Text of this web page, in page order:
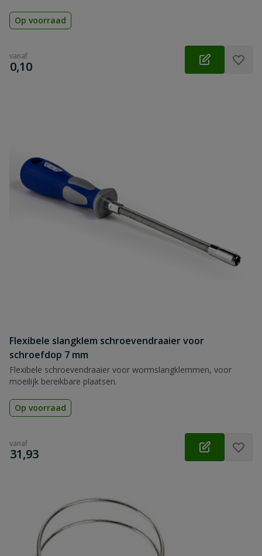
Op voorraad
vanaf
€
0,10
Flexibele slangklem schroevendraaier voor
schroefdop 7 mm
Flexibele schroevendraaier voor wormslangklemmen, voor
moeilijk bereikbare plaatsen.
Op voorraad
vanaf
€
31,93